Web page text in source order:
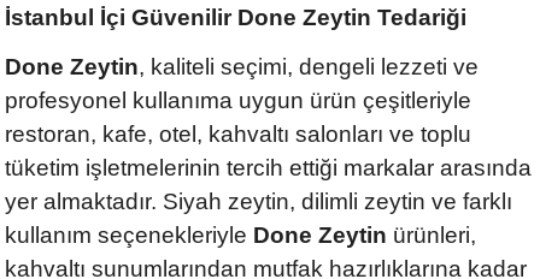
İstanbul İçi Güvenilir Done Zeytin Tedariği
Done Zeytin, kaliteli seçimi, dengeli lezzeti ve
profesyonel kullanıma uygun ürün çeşitleriyle
restoran, kafe, otel, kahvaltı salonları ve toplu
tüketim işletmelerinin tercih ettiği markalar arasında
yer almaktadır. Siyah zeytin, dilimli zeytin ve farklı
kullanım seçenekleriyle Done Zeytin ürünleri,
kahvaltı sunumlarından mutfak hazırlıklarına kadar